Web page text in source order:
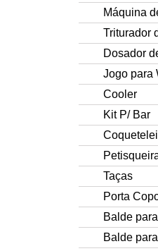
Máquina
Triturador
Dosador
Jogo para
Cooler
Kit P/ Bar
Taças
Porta
Balde
Balde